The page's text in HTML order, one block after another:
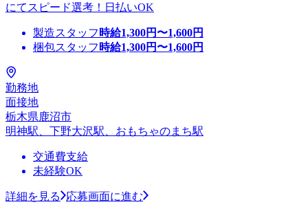
にてスピード選考！日払いOK
製造スタッフ 時給1,300円〜1,600円
梱包スタッフ 時給1,300円〜1,600円
勤務地
面接地
栃木県鹿沼市
明神駅、下野大沢駅、おもちゃのまち駅
交通費支給
未経験OK
詳細を見る 応募画面に進む